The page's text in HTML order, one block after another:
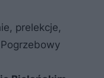
prelekcje,